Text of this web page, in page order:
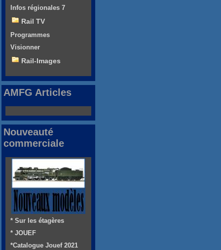
Infos régionales 7
Rail TV
Programmes
Visionner
Rail-Images
AMFG Articles
Nouveauté
commerciale
* Sur les étagères
* JOUEF
*Catalogue Jouef 2021